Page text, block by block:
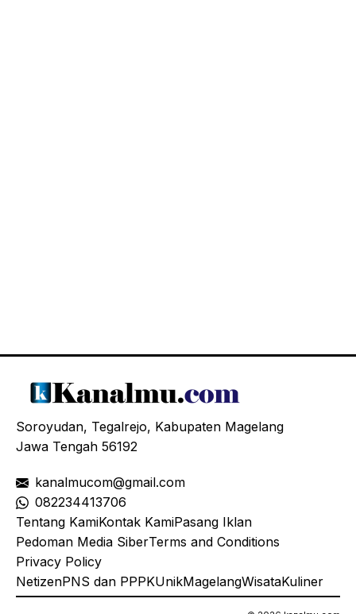
Soroyudan, Tegalrejo, Kabupaten Magelang
Jawa Tengah 56192
kanalmucom@gmail.com
082234413706
Tentang KamiKontak KamiPasang Iklan
Pedoman Media SiberTerms and Conditions
Privacy Policy
NetizenPNS dan PPPKUnikMagelangWisataKuliner